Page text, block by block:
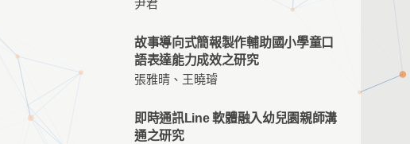
尹君
故事導向式簡報製作輔助國小學童口
語表達能力成效之研究
張雅晴、王曉璿
即時通訊Line 軟體融入幼兒園親師溝
通之研究